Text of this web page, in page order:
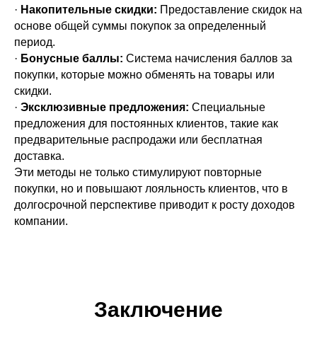
· Накопительные скидки: Предоставление скидок на
основе общей суммы покупок за определенный
период.
· Бонусные баллы: Система начисления баллов за
покупки, которые можно обменять на товары или
скидки.
· Эксклюзивные предложения: Специальные
предложения для постоянных клиентов, такие как
предварительные распродажи или бесплатная
доставка.
Эти методы не только стимулируют повторные
покупки, но и повышают лояльность клиентов, что в
долгосрочной перспективе приводит к росту доходов
компании.
Заключение